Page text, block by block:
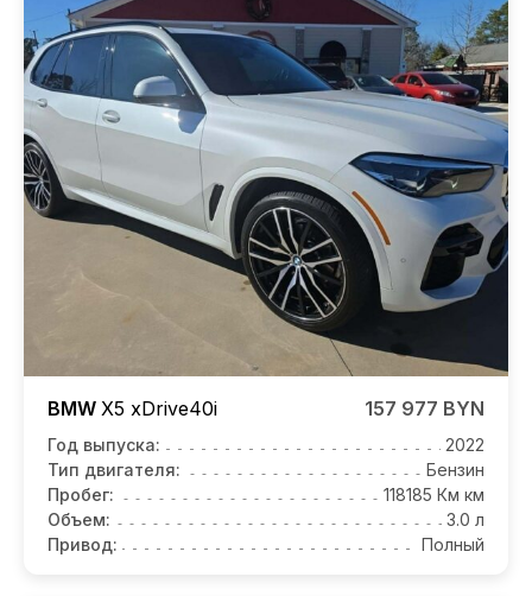
BMW X5 xDrive40i 157 977 BYN
Год выпуска:
2022
Тип двигателя:
Бензин
Пробег:
118185 Км км
Объем:
3.0 л
Привод:
Полный